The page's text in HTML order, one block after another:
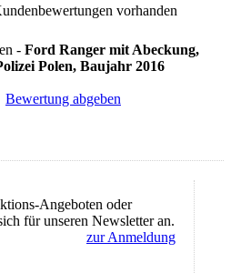
vorhanden
- Ford Ranger mit Abeckung,
Polen, Baujahr 2016
Bewertung abgeben
Angeboten oder
für unseren Newsletter an.
zur Anmeldung